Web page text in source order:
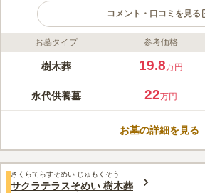
コメント・口コミを見る
ライフドット編集部のコメント
駅からすぐというアクセスの良さにも
くれる名苑です。歴史ある文化財も多
ザインのお墓での永代供養も可能で、
は、美しい庭園を眺めながらお食事が
この霊園はまだ誰からも評価されていません。
お墓タイプ 参考価格
樹木葬 19.8万円
永代供養墓 22万円
お墓の詳細を見る
さくらてらすそめい じゅもくそう
サクラテラスそめい 樹木葬